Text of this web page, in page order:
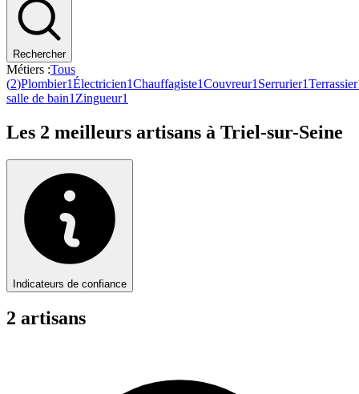
Rechercher
Métiers :Tous
(2)Plombier1Électricien1Chauffagiste1Couvreur1 Serrurier1Terrassier
salle de bain1 Zingueur1
Les 2 meilleurs artisans à Triel-sur-Seine
Indicateurs de confiance
2 artisans